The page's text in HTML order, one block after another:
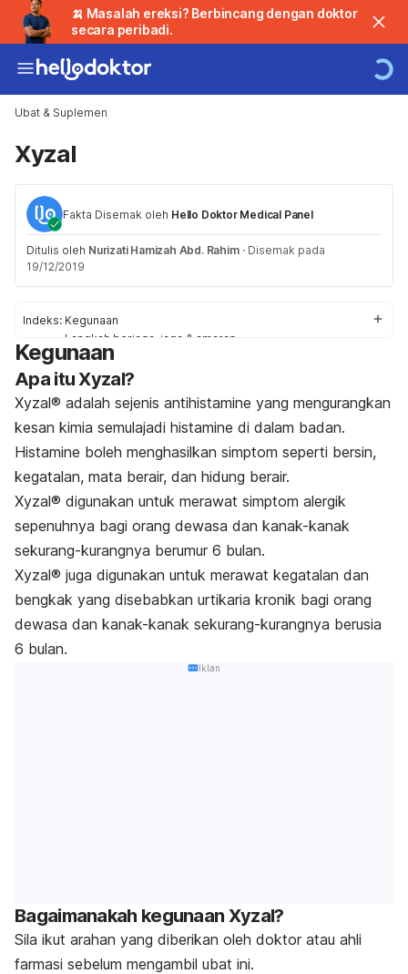
🍌 Masalah ereksi? Berbincang dengan doktor
secara peribadi.
Ubat & Suplemen
Xyzal
Fakta Disemak oleh Hello Doktor Medical Panel
Ditulis oleh Nurizati Hamizah Abd. Rahim · Disemak pada
19/12/2019
Indeks: Kegunaan
Langkah berjaga-jaga & amaran
Kesan Sampingan
Tindakbalas
Penggunaan / Dos
Kegunaan
Apa itu Xyzal?
Xyzal® adalah sejenis antihistamine yang mengurangkan
kesan kimia semulajadi histamine di dalam badan.
Histamine boleh menghasilkan simptom seperti bersin,
kegatalan, mata berair, dan hidung berair.
Xyzal® digunakan untuk merawat simptom alergik
sepenuhnya bagi orang dewasa dan kanak-kanak
sekurang-kurangnya berumur 6 bulan.
Xyzal® juga digunakan untuk merawat kegatalan dan
bengkak yang disebabkan urtikaria kronik bagi orang
dewasa dan kanak-kanak sekurang-kurangnya berusia
6 bulan.
Iklan
Bagaimanakah kegunaan Xyzal?
Sila ikut arahan yang diberikan oleh doktor atau ahli
farmasi sebelum mengambil ubat ini.